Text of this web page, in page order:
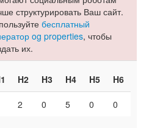
структурировать Ваш сайт.
бесплатный
og properties, чтобы
их.
H2 H3 H4 H5 H6
2 0 5 0 0